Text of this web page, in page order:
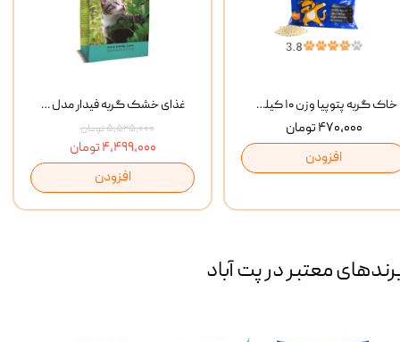
غذای خشک گربه فیدار مدل Adult وزن 10 کیلوگرم
۵,۵۲۵,۰۰۰ تومان
۴,۴۹۹,۰۰۰ تومان
افزودن
خاک گربه پتوپیا وزن ۱۰ کیلوگرم
۴۷۰,۰۰۰ تومان
افزودن
معتبر در پت آباد